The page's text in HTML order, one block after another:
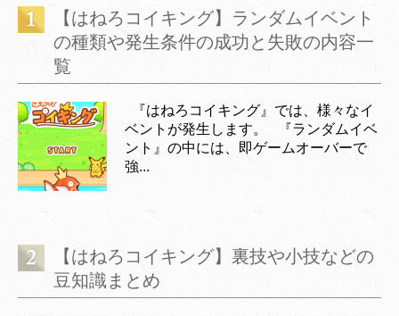
【はねろコイキング】ランダムイベント
の種類や発生条件の成功と失敗の内容一
覧
『はねろコイキング』では、様々なイ
ベントが発生します。 『ランダムイベ
ント』の中には、即ゲームオーバーで
強...
【はねろコイキング】裏技や小技などの
豆知識まとめ